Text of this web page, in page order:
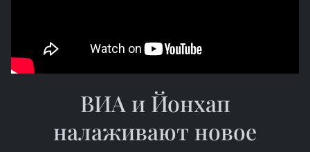
ВИA и Йонхап
налаживают новое